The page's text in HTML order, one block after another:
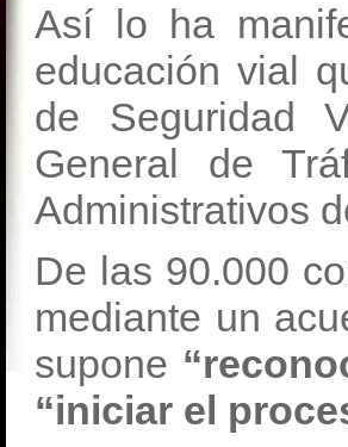
Así lo ha
educación vial
de Seguridad
General de
Administrativos
De las 90.000
mediante un
supone
“iniciar el